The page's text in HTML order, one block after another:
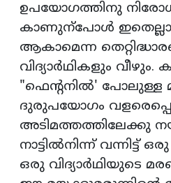
ഉപയോഗത്തിനു
കാണുന്പോൾ
ആകാമെന്ന
വിദ്യാർഥികളും വീഴും.
"ഫെന്‍റനിൽ' പോലുള്ള
ദുരുപയോഗം
അടിമത്തത്തിലേക്കു
നാട്ടിൽ‌നിന്ന് വന്നിട്ട്
ഒരു വിദ്യാർഥിയുടെ